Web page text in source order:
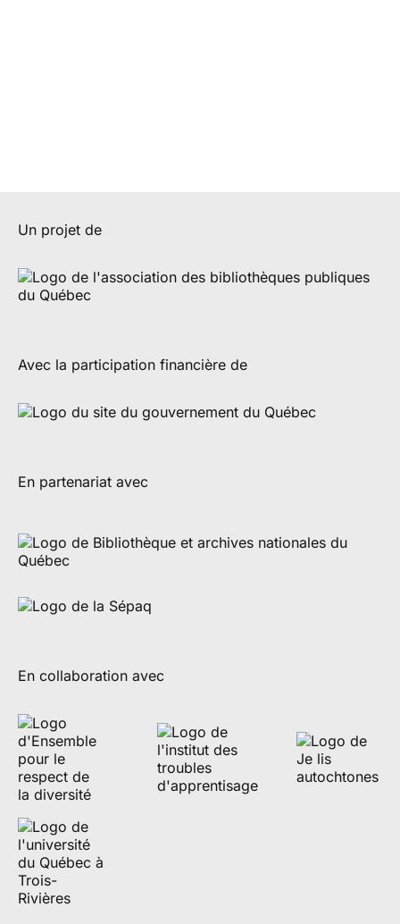
Un projet de
Avec la participation financière de
En partenariat avec
En collaboration avec